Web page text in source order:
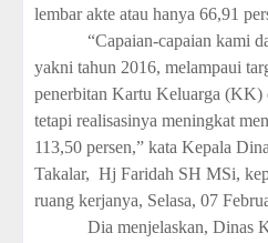
lembar akte atau hanya 66,91
“Capaian-capaian kami
yakni tahun 2016, melampaui
penerbitan Kartu Keluarga
tetapi realisasinya meningkat
113,50 persen,” kata Kepala
Takalar, Hj Faridah SH MSi,
ruang kerjanya, Selasa, 07
Dia menjelaskan, Dinas